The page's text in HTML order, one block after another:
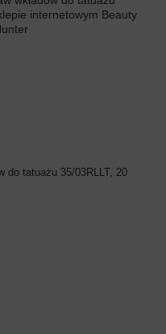
do tatuażu 35/03RLLT, 20